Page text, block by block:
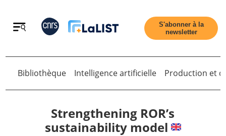
Retour
S'abonner à la
newsletter
Retour
Bibliothèque Intelligence artificielle Production et
Strengthening ROR’s
sustainability model